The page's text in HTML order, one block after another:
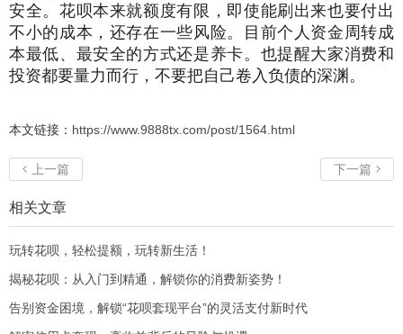
安全。花呗本来就额度有限，即使能刷出来也要付出
不小的成本，还存在一些风险。目前个人资金周转成
本最低、最安全的方式还是养卡。也提醒大家消费和
投资都要量力而行，不要把自己卷入负债的深渊。
本文链接： https://www.9888tx.com/post/1564.html
 上一篇 下一篇 
相关文章
玩转花呗，轻松提额，玩转新生活！
揭秘花呗：从入门到精通，解锁你的消费新姿势！
告别资金困境，解锁“花呗套现平台”的灵活支付新时代